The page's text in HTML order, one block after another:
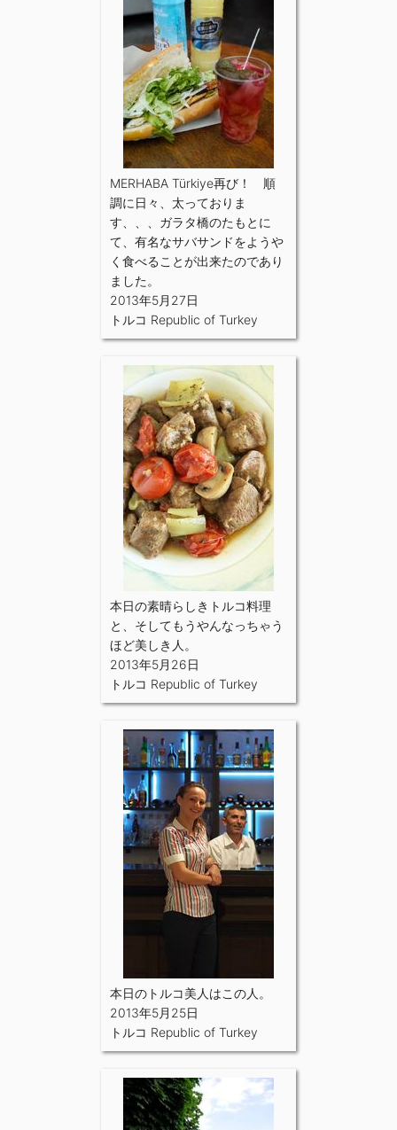
MERHABA Türkiye再び！ 順
調に日々、太っておりま
す、、、ガラタ橋のたもとに
て、有名なサバサンドをようや
く食べることが出来たのであり
ました。
2013年5月27日
トルコ Republic of Turkey
本日の素晴らしきトルコ料理
と、そしてもうやんなっちゃう
ほど美しき人。
2013年5月26日
トルコ Republic of Turkey
本日のトルコ美人はこの人。
2013年5月25日
トルコ Republic of Turkey